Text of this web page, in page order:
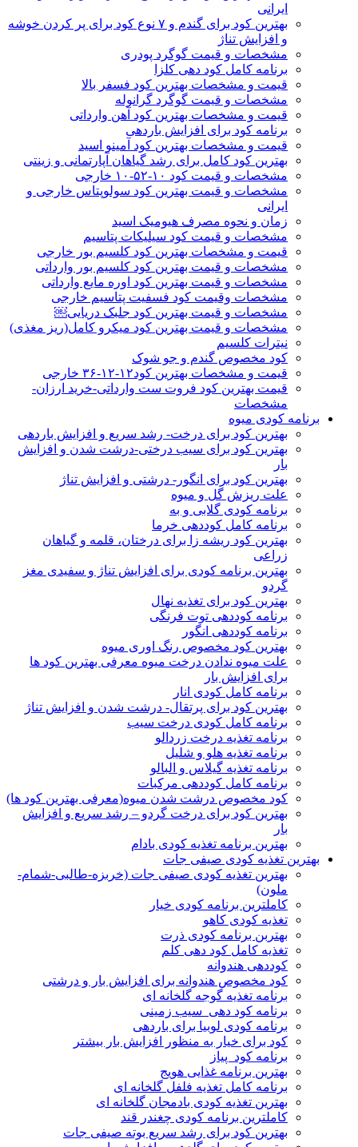
ایرانی
بهترین کود برای گندم و ۷ نوع کود برای پر کردن خوشه
و افزایش تناژ
مشخصات و قیمت گوگرد پودری
برنامه کامل کود دهی کلزا
قیمت و مشخصات بهترین کود فسفر بالا
مشخصات و قیمت گوگرد گرانوله
قیمت و مشخصات بهترین کود آهن وارداتی
برنامه کود برای افزایش باردهی
قیمت و مشخصات بهترین کود آمینو اسید
بهترین کود کامل برای رشد گیاهان آپارتمانی و زینتی
مشخصات و قیمت کود ۱۰-۵۲-۱۰ خارجی
مشخصات و قیمت بهترین کود سولوپتاس خارجی و
ایرانی
زمان و نحوه مصرف هیومیک اسید
مشخصات و قیمت کود سیلیکات پتاسیم
قیمت و مشخصات بهترین کود کلسیم بور خارجی
مشخصات و قیمت بهترین کود کلسیم بور وارداتی
مشخصات و قیمت بهترین کود اوره مایع وارداتی
مشخصات وقیمت کود فسفیت پتاسیم خارجی
مشخصات و قیمت بهترین کود جلبک دریایی￼
مشخصات و قیمت بهترین کود میکرو کامل(ریز مغذی)
نیترات کلسیم
کود مخصوص گندم و جو شوک
قیمت و مشخصات بهترین کود۱۲-۱۲-۳۶ خارجی
قیمت بهترین کود فروت ست وارداتی-خرید ارزان-
مشخصات
برنامه کودی میوه
بهترین کود برای درخت- رشد سریع و افزایش باردهی
بهترین کود برای سیب درختی-درشت شدن و افزایش
بار
بهترین کود برای انگور- درشتی و افزایش تناژ
علت ریزش گل و میوه
برنامه کودی گلابی و به
برنامه کامل کوددهی خرما
بهترین کود ریشه زا برای درختان، قلمه و گیاهان
زراعی
بهترین برنامه کودی برای افزایش تناژ و سفیدی مغز
گردو
بهترین کود برای تغذیه نهال
برنامه کوددهی توت فرنگی
برنامه کوددهی انگور
بهترین کود مخصوص رنگ اوری میوه
علت میوه ندادن درخت میوه معرفی بهترین کود ها
برای افزایش بار
برنامه کامل کودی انار
بهترین کود برای پرتقال- درشت شدن و افزایش تناژ
برنامه کامل کودی درخت سیب
برنامه تغذیه درخت زردالو
برنامه تغذیه هلو و شلیل
برنامه تغذیه گیلاس و البالو
برنامه کامل کوددهی مرکبات
کود مخصوص درشت شدن میوه(معرفی بهترین کود ها)
بهترین کود برای درخت گردو – رشد سریع و افزایش
بار
بهترین برنامه تغذیه کودی بادام
بهترین تغذیه کودی صیفی جات
بهترین تغذیه کودی صیفی جات (خربزه-طالبی-شمام-
ملون)
کاملترین برنامه کودی خیار
تغذیه کودی کاهو
بهتربن برنامه کودی ذرت
تغذیه کامل کود دهی کلم
کوددهی هندوانه
کود مخصوص هندوانه برای افزایش بار و درشتی
برنامه تغذیه گوجه گلخانه ای
برنامه کود دهی سیب زمینی
برنامه کودی لوبیا برای باردهی
کود برای خیار به منظور افزایش بار بیشتر
برنامه کود پیاز
بهترین برنامه غذایی هویج
برنامه کامل تغذیه فلفل گلخانه ای
بهترین تغذیه کودی بادمجان گلخانه ای
کاملترین برنامه کودی چغندر قند
بهترین کود برای رشد سریع بوته صیفی جات